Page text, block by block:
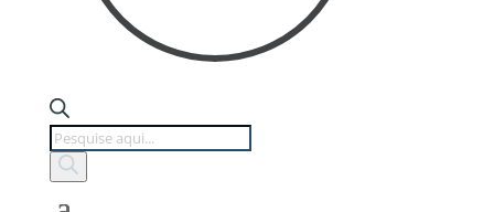
Products
search